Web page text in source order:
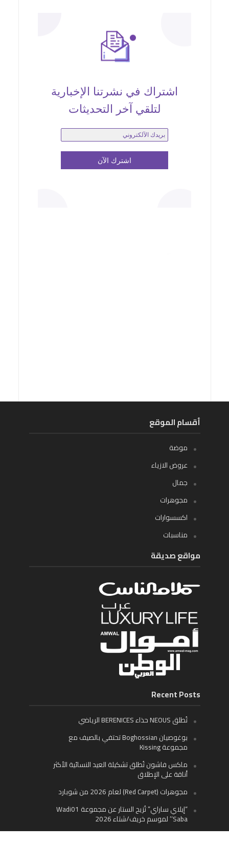
اشتراك في نشرتنا الإخبارية
لتلقي آخر التحديثات
أقسام الموقع
موضة
عروض الازياء
جمال
مجوهرات
اكسسوارات
مناسبات
مواقع صديقة
Recent Posts
تُطلق NEOUS حذاء BERENICES الرياضي
بوغوصيان Boghossian تحتفي بالصيف مع
مجموعة Kissing
ماكس فاشون تُطلق تشكيلة العيد النسائية الأكثر
أناقة على الإطلاق
مجوهرات (Red Carpet) لعام 2026 من شوبارد
“إيلاي ساراي” تُزيح الستار عن مجموعة Wadi01
‘Saba’ لموسم خريف/شتاء 2026